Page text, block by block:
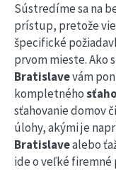
Sústredíme sa na
prístup, pretože
špecifické
prvom mieste. Ako
Bratislavevám
kompletného
sťahovanie domov
úlohy, akými je
Bratislavealebo
ide o veľké firemné